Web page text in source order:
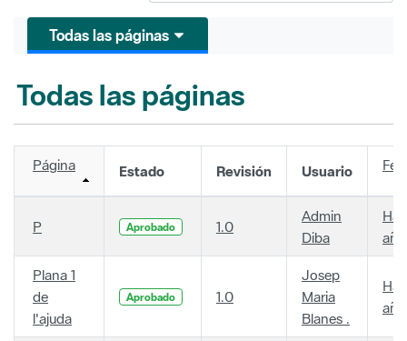
Todas las páginas
Todas las páginas
Página Estado Revisión Usuario
P Aprobado 1.0
Admin
Diba
Plana 1
de
l'ajuda
Aprobado 1.0
Josep
Maria
Blanes .